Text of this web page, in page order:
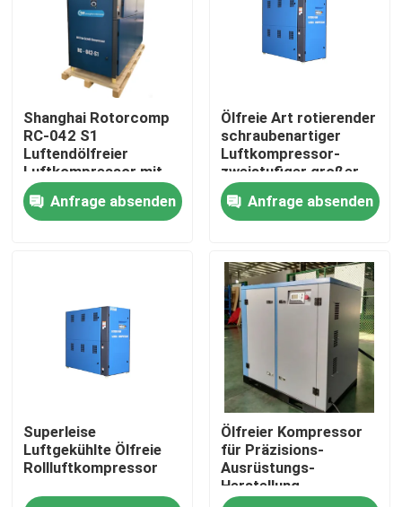
Videos
Fabrik-Ausflug
Shanghai Rotorcomp
RC-042 S1
Luftendölfreier
Luftkompressor mit
2890 Min
Motorgeschwindigkeit
Anfrage absenden
Ölfreie Art rotierender
schraubenartiger
Luftkompressor-
zweistufiger großer
Leistungsbereich
Anfrage absenden
Superleise
Luftgekühlte Ölfreie
Rollluftkompressor
Ölfreier Kompressor
für Präzisions-
Ausrüstungs-
Herstellung